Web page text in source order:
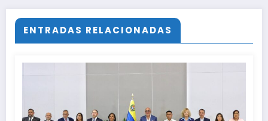
ENTRADAS RELACIONADAS